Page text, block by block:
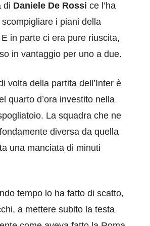
di Daniele De Rossi ce l’ha
i piani della
in parte ci era pure riuscita,
in vantaggio per uno a due.
volta della partita dell’Inter è
quarto d’ora investito nella
La squadra che ne
diversa da quella
una manciata di minuti
tempo lo ha fatto di scatto,
a mettere subito la testa